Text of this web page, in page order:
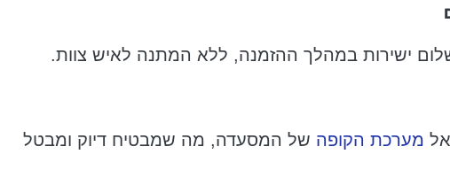
ישירות במהלך ההזמנה, ללא המתנה לאיש צוות.
מערכת הקופה של המסעדה, מה שמבטיח דיוק ומבטל